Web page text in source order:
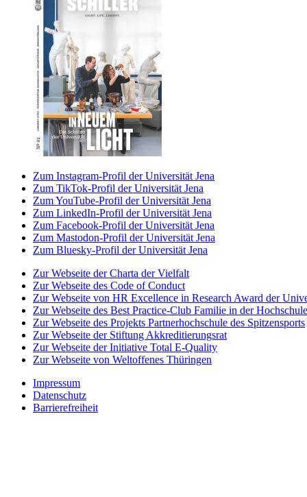
Zum Instagram-Profil der Universität Jena
Zum TikTok-Profil der Universität Jena
Zum YouTube-Profil der Universität Jena
Zum LinkedIn-Profil der Universität Jena
Zum Facebook-Profil der Universität Jena
Zum Mastodon-Profil der Universität Jena
Zum Bluesky-Profil der Universität Jena
Zur Webseite der Charta der Vielfalt
Zur Webseite des Code of Conduct
Zur Webseite von HR Excellence in Research Award der
Zur Webseite des Best Practice-Club Familie in der Hochschule
Zur Webseite des Projekts Partnerhochschule des Spitzensports
Zur Webseite der Stiftung Akkreditierungsrat
Zur Webseite der Initiative Total E-Quality
Zur Webseite von Weltoffenes Thüringen
Impressum
Datenschutz
Barrierefreiheit